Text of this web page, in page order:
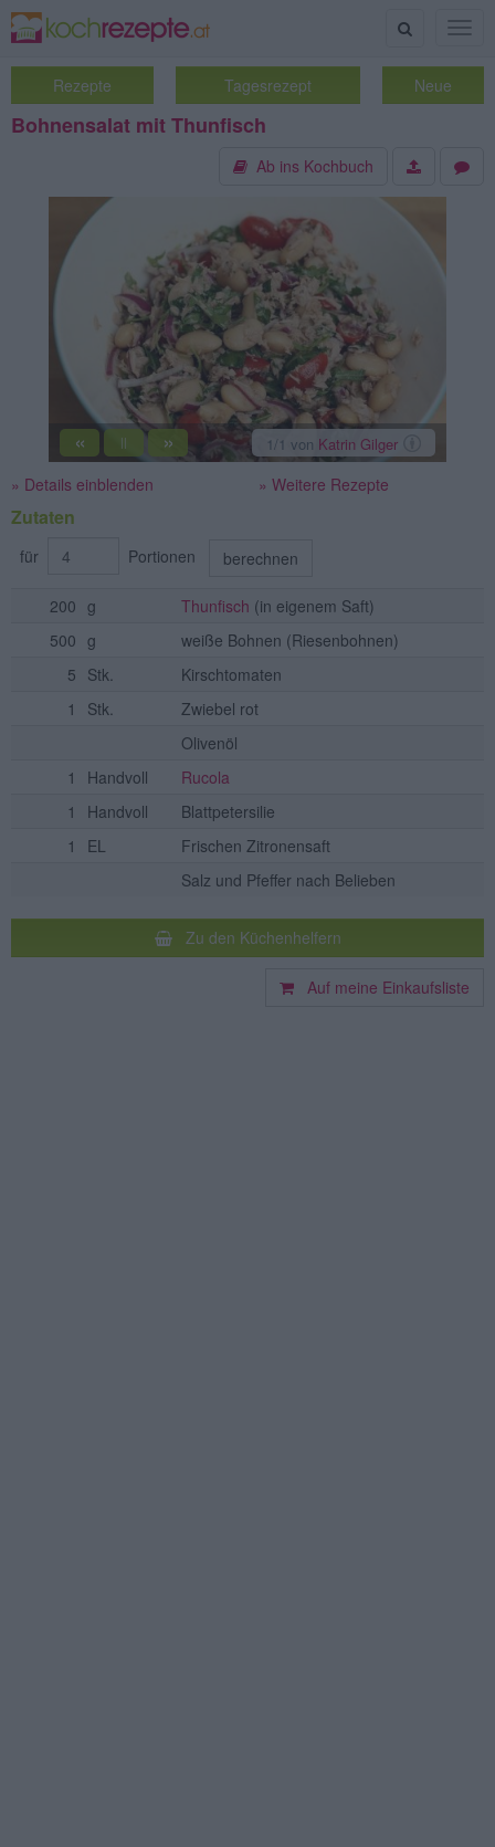
Suche
Rezepte Tagesrezept Neue
Bohnensalat mit Thunfisch
Ab ins Kochbuch
« || » 1/1 von Katrin Gilger
» Details einblenden » Weitere Rezepte
Zutaten
für Portionen berechnen
200 g Thunfisch (in eigenem Saft)
500 g weiße Bohnen (Riesenbohnen)
5 Stk.
Kirschtomaten
1
Stk.
Zwiebel rot
Olivenöl
1
Handvoll
Rucola
1
Handvoll
Blattpetersilie
1
EL
Frischen Zitronensaft
Salz und Pfeffer nach Belieben
Zu den Küchenhelfern
Auf meine Einkaufsliste